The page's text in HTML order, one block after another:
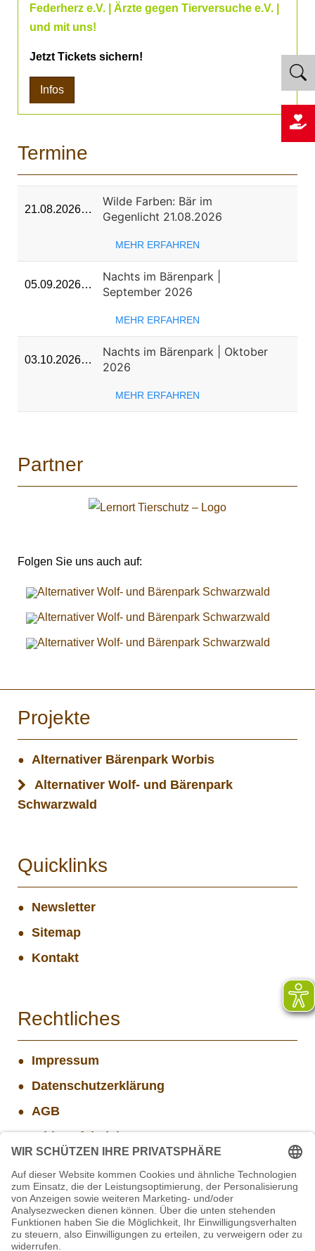
Federherz e.V. | Ärzte gegen Tierversuche e.V. |
und mit uns!
Jetzt Tickets sichern!
Infos
Termine
21.08.2026…
Wilde Farben: Bär im
Gegenlicht 21.08.2026
MEHR ERFAHREN
05.09.2026…
Nachts im Bärenpark |
September 2026
MEHR ERFAHREN
03.10.2026…
Nachts im Bärenpark | Oktober
2026
MEHR ERFAHREN
Partner
Folgen Sie uns auch auf:
Projekte
Alternativer Bärenpark Worbis
Alternativer Wolf- und Bärenpark
Schwarzwald
Quicklinks
Newsletter
Sitemap
Kontakt
Rechtliches
Impressum
Datenschutzerklärung
AGB
Widerrufsbelehrung
Aktuelle Stellenangebote